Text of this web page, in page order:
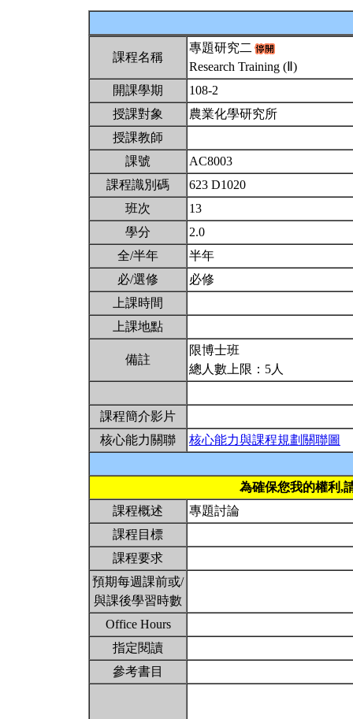
課程名稱
專題研究二
Research Training (Ⅱ)
開課學期
108-2
授課對象
農業化學研究所
授課教師
課號
AC8003
課程識別碼
623 D1020
班次
13
學分
2.0
全/半年
半年
必/選修
必修
上課時間
上課地點
備註
限博士班
總人數上限：5人
課程簡介影片
核心能力關聯
核心能力與課程規劃關聯圖
為確保您我的權利,
課程概述
專題討論
課程目標
課程要求
預期每週課前或/
與課後學習時數
Office Hours
指定閱讀
參考書目